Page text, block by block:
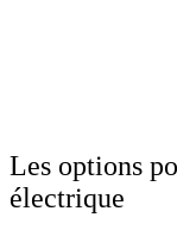
Les options
électrique